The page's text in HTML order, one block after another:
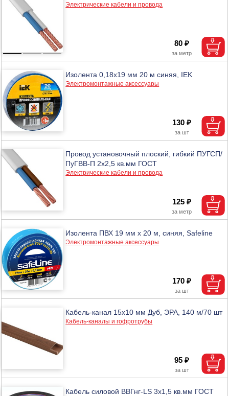
Электрические кабели и провода
80 ₽
Изолента 0,18х19 мм 20 м синяя, IEK
Электромонтажные аксессуары
130 ₽
Провод установочный плоский, гибкий ПУГСП/
ПуГВВ-П 2х2,5 кв.мм ГОСТ
Электрические кабели и провода
125 ₽
Изолента ПВХ 19 мм х 20 м, синяя, Safeline
Электромонтажные аксессуары
170 ₽
Кабель-канал 15x10 мм Дуб, ЭРА, 140 м/70 шт
Кабель-каналы и гофротрубы
95 ₽
Кабель силовой ВВГнг-LS 3х1,5 кв.мм ГОСТ